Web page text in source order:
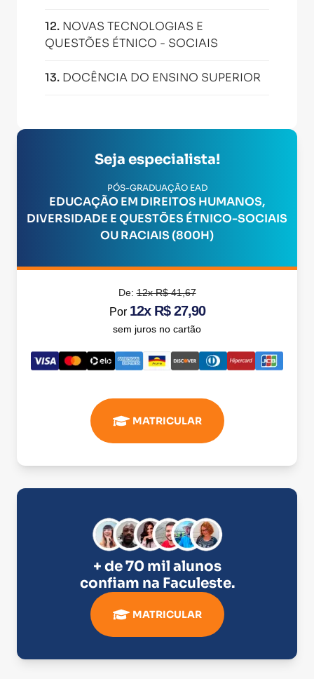
12. NOVAS TECNOLOGIAS E
QUESTÕES ÉTNICO - SOCIAIS
13. DOCÊNCIA DO ENSINO SUPERIOR
Seja especialista!
PÓS-GRADUAÇÃO EAD
EDUCAÇÃO EM DIREITOS HUMANOS,
DIVERSIDADE E QUESTÕES ÉTNICO-SOCIAIS
OU RACIAIS (800H)
De:12x R$ 41,67
Por 12x R$ 27,90
sem juros no cartão
MATRICULAR
+ de 70 mil alunos
confiam na Faculeste.
MATRICULAR